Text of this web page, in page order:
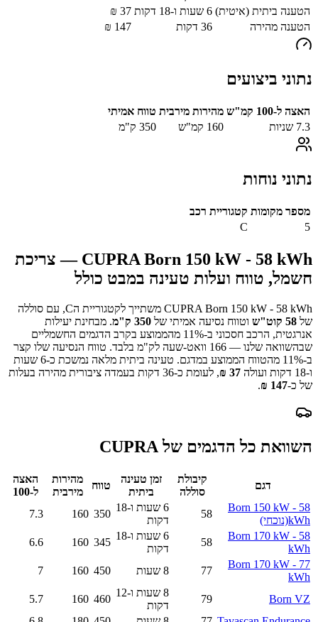
הטענה ביתית (איטית) 6 שעות ו-18 דקות 37
₪
הטענה מהירה
36 דקות 147
₪
נתוני ביצועים
האצה ל-100 קמ"ש מהירות מירבית טווח אמיתי
7.3 שניות 160 קמ"ש 350 ק"מ
נתוני נוחות
מספר מקומות קטגוריית רכב
5
C
CUPRA Born 150 kW - 58 kWh — צריכת
חשמל, טווח ועלות טעינה במבט כולל
CUPRA Born 150 kW - 58 kWh משתייך לקטגוריית הC, עם סוללה
של 58 קוט"ש וטווח נסיעה אמיתי של 350 ק"מ. מבחינת יעילות
אנרגטית, הרכב חסכוני ב-
11 % מהממוצע בקרב הדגמים החשמליים
שבהשוואה שלנו — 166 וואט-שעה לק"מ בלבד. טווח הנסיעה שלו קצר
ב-
11% מהטווח הממוצע במדגם. טעינה ביתית מלאה נמשכת כ-
6 שעות
ו-18 דקות
ועולה 37
₪, לעומת כ-36 דקות בעמדה ציבורית מהירה בעלות
של כ-147
₪
.
השוואת כל הדגמים של CUPRA
דגם
קיבולת
סוללה
זמן טעינה
ביתית
טווח
מהירות
מירבית
האצה
ל-100
Born 150 kW - 58
kWh(נוכחי)
58
6 שעות ו-18
דקות
350
160
7.3
Born 170 kW - 58
kWh
58
6 שעות ו-18
דקות
345
160
6.6
Born 170 kW - 77
kWh
77 8 שעות 450
160
7
Born VZ
79
8 שעות ו-12
דקות
460
160
5.7